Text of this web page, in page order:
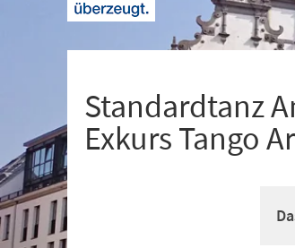
Standardtanz
Exkurs Tango